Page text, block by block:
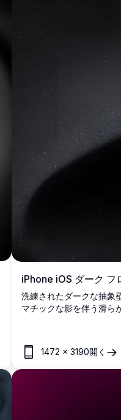
iPhone iOS ダーク フ
洗練されたダークな抽象
マチックな影を伴う滑ら
めるiPhoneとiOSデバイ
1472 ×3190開く